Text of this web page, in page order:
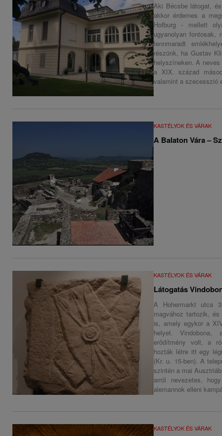
Aki Bécsbe látogat,
akkor érdemes a
Hofburg - mellett
ugyanolyan fontosak,
fennmaradt
részünk, ha Gustav
helyszíneken. A
a XIX. század
valamint a szecesszió
KASTÉLYOK ÉS VÁRAK
A Balaton Vára –
KASTÉLYOK ÉS VÁRAK
Látogatás
A Hohermarkt utca
magvához tartozik,
is, amely egykor a
helyet. Vindobona,
erődítmény volt, a
hozták létre itt egy
(Kr. u. 15-ben). A
szintén a mai
arról nevezetes,
alemannok elleni
KASTÉLYOK ÉS VÁRAK